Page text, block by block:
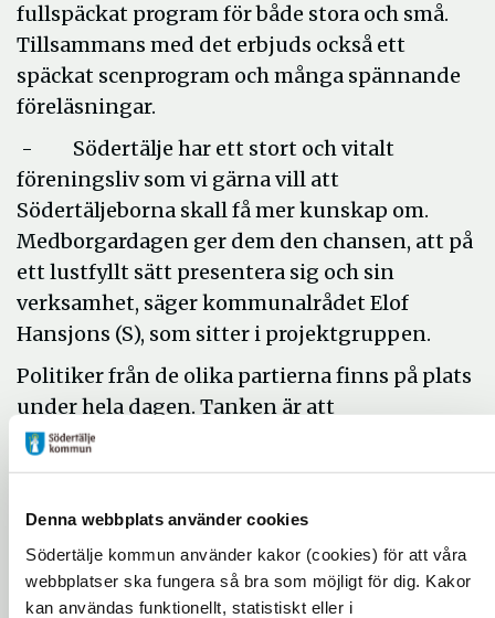
Denna webbplats använder cookies
Södertälje kommun använder kakor (cookies) för att våra
webbplatser ska fungera så bra som möjligt för dig. Kakor
kan användas funktionellt, statistiskt eller i
fullspäckat program för både stora och små.
Tillsammans med det erbjuds också ett
späckat scenprogram och många spännande
föreläsningar.
- Södertälje har ett stort och vitalt
föreningsliv som vi gärna vill att
Södertäljeborna skall få mer kunskap om.
Medborgardagen ger dem den chansen, att på
ett lustfyllt sätt presentera sig och sin
verksamhet, säger kommunalrådet Elof
Hansjons (S), som sitter i projektgruppen.
Politiker från de olika partierna finns på plats
under hela dagen. Tanken är att
kommunmedborgarna ska kunna träffa och
prata med sina förtroendevalda under
- Det här evenemanget börjar så smått bli
tradition i Kringelstan. Vi har ambitionen att